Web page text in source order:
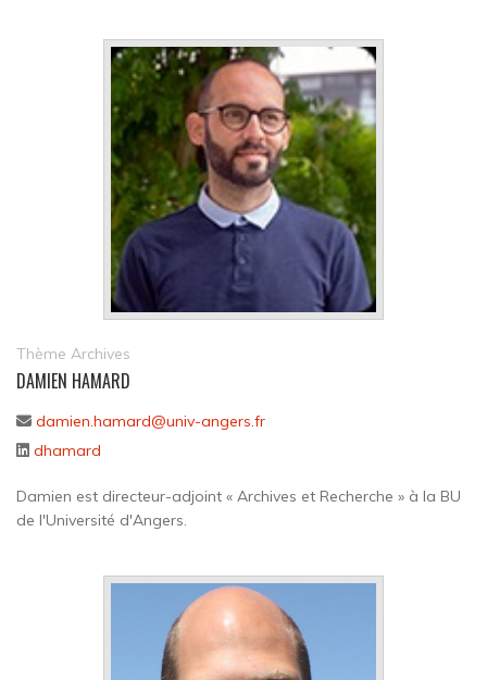
Thème Archives
DAMIEN HAMARD
damien.hamard@univ-angers.fr
dhamard
Damien est directeur-adjoint « Archives et Recherche » à la BU
de l'Université d'Angers.